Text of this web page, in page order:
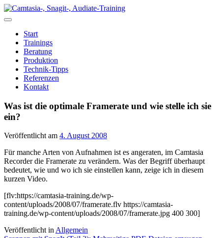
Zum
Inhalt
Start
Trainings
Beratung
Produktion
Technik-Tipps
Referenzen
Kontakt
Was ist die optimale Framerate und wie stelle ich sie
ein?
Veröffentlicht am 4. August 2008
Für manche Arten von Aufnahmen ist es angeraten, im Camtasia
Recorder die Framerate zu verändern. Was der Begriff überhaupt
bedeutet, wie und wo ich sie einstellen kann, zeige ich in diesem
kurzen Video.
[flv:https://camtasia-training.de/wp-
content/uploads/2008/07/framerate.flv https://camtasia-
training.de/wp-content/uploads/2008/07/framerate.jpg 400 300]
Veröffentlicht inAllgemein